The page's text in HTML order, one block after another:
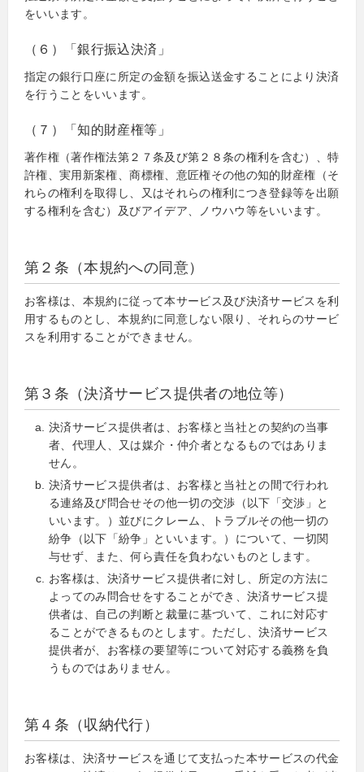
をいいます。
（６）「銀行振込決済」
指定の銀行口座に所定の金額を振込送金することにより決済
を行うことをいいます。
（７）「知的財産権等」
著作権（著作権法第２７条及び第２８条の権利を含む）、特
許権、実用新案権、商標権、意匠権その他の知的財産権（そ
れらの権利を取得し、又はそれらの権利につき登録等を出願
する権利を含む）及びアイデア、ノウハウ等をいいます。
第２条（本規約への同意）
お客様は、本規約に従って本サービス及び決済サービスを利
用するものとし、本規約に同意しない限り、それらのサービ
スを利用することができません。
第３条（決済サービス提供者の地位等）
決済サービス提供者は、お客様と当社との契約の当事
者、代理人、又は媒介・仲介者となるものではありま
せん。
決済サービス提供者は、お客様と当社との間で行われ
る連絡及び問合せその他一切の交渉（以下「交渉」と
いいます。）並びにクレーム、トラブルその他一切の
紛争（以下「紛争」といいます。）について、一切関
与せず、また、何ら責任を負わないものとします。
お客様は、決済サービス提供者に対し、所定の方法に
よってのみ問合せをすることができ、決済サービス提
供者は、自己の判断と裁量に基づいて、これに対応す
ることができるものとします。ただし、決済サービス
提供者が、お客様の要望等について対応する義務を負
うものではありません。
第４条（収納代行）
お客様は、決済サービスを通じて支払った本サービスの代金